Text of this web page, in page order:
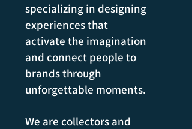
specializing in designing
experiences that
activate the imagination
and connect people to
brands through
unforgettable moments.
We are collectors and